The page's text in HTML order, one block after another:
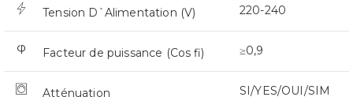
Tension D`Alimentation (V) 220-240
Facteur de puissance (Cos fi) ≥0,9
Atténuation SI/YES/OUI/SIM